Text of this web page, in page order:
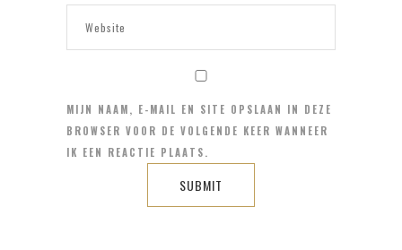
MIJN NAAM, E-MAIL EN SITE OPSLAAN IN DEZE
BROWSER VOOR DE VOLGENDE KEER WANNEER
IK EEN REACTIE PLAATS.